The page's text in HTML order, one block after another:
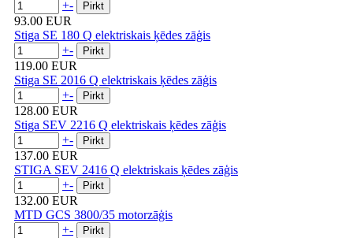
+-
93.00 EUR
Stiga SE 180 Q elektriskais ķēdes zāģis
+-
119.00 EUR
Stiga SE 2016 Q elektriskais ķēdes zāģis
+-
128.00 EUR
Stiga SEV 2216 Q elektriskais ķēdes zāģis
+-
137.00 EUR
STIGA SEV 2416 Q elektriskais ķēdes zāģis
+-
132.00 EUR
MTD GCS 3800/35 motorzāģis
+-